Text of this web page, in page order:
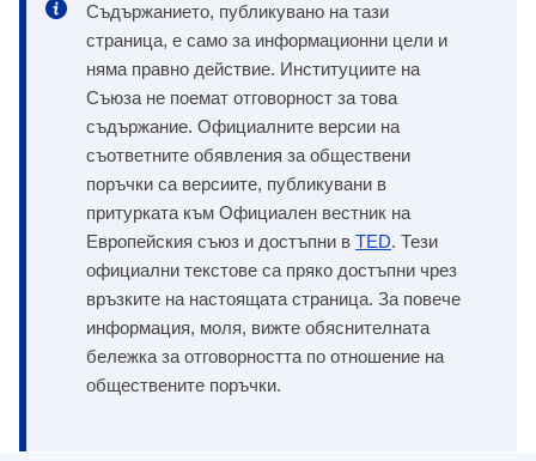
Съдържанието, публикувано на тази
страница, е само за информационни цели и
няма правно действие. Институциите на
Съюза не поемат отговорност за това
съдържание. Официалните версии на
съответните обявления за обществени
поръчки са версиите, публикувани в
притурката към Официален вестник на
Европейския съюз и достъпни в TED. Тези
официални текстове са пряко достъпни чрез
връзките на настоящата страница. За повече
информация, моля, вижте обяснителната
бележка за отговорността по отношение на
обществените поръчки.